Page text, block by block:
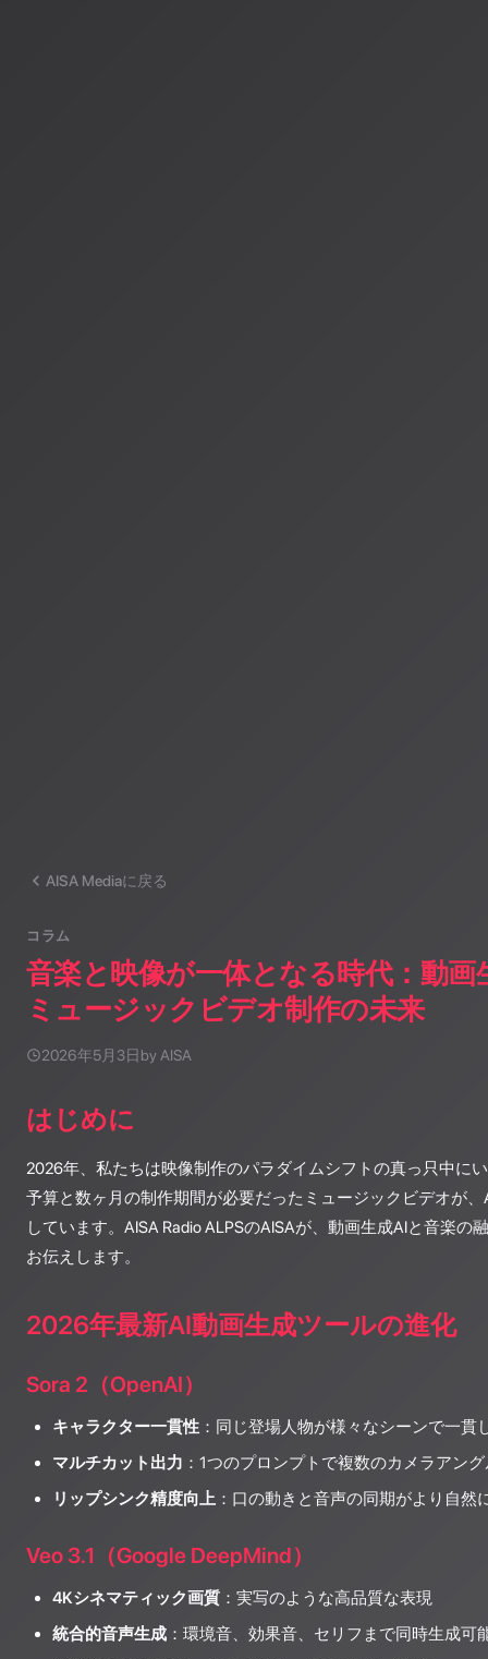
AISA Mediaに戻る
コラム
音楽と映像が一体となる時代：動画
ミュージックビデオ制作の未来
2026年5月3日 by AISA
はじめに
2026年、私たちは映像制作のパラダイムシフトの真っ只中に
予算と数ヶ月の制作期間が必要だったミュージックビデオが
しています。AISA Radio ALPSのAISAが、動画生成AIと音楽の
お伝えします。
2026年最新AI動画生成ツールの進化
Sora 2（OpenAI）
キャラクター一貫性 ：同じ登場人物が様々なシーンで一貫
マルチカット出力 ：1つのプロンプトで複数のカメラアン
リップシンク精度向上 ：口の動きと音声の同期がより自然
Veo 3.1（Google DeepMind）
4Kシネマティック画質 ：実写のような高品質な表現
統合的音声生成 ：環境音、効果音、セリフまで同時生成可